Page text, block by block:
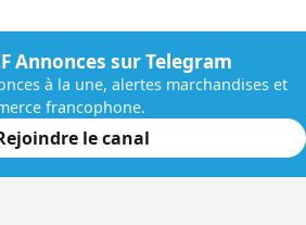
Annonces sur Telegram
à la une, alertes marchandises et
francophone.
le canal